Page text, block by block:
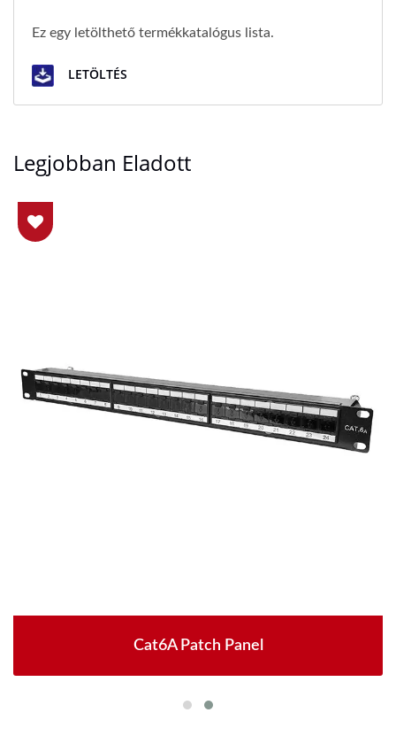
Ez egy letölthető termékkatalógus lista.
LETÖLTÉS
Legjobban Eladott
Cat6A Patch Panel